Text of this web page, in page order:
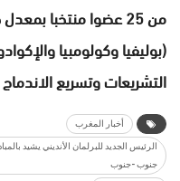
من 25 عضوا منتخبا
(بوليفيا وكولومبيا
التشريعات وتسريع
أخبار المغرب
الرئيس الجديد للبرلمان الأنديني يشيد
جنوب -جنوب